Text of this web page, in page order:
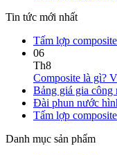
Tin tức mới nhất
Tấm lợp
06
Th8
Composite là gì?
Bảng giá gia công
Đài phun nước
Tấm lợp
Danh mục sản phẩm